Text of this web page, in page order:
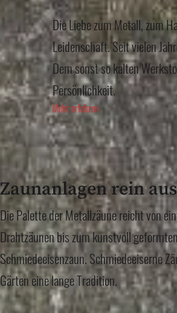
Die Liebe zum Metall, zum
Leidenschaft. Seit vielen
Dem sonst so kalten
Persönlichkeit.
Mehr erfahren
Zaunanlagen rein
Die Palette der Metallzäune reicht von
Drahtzäunen bis zum kunstvoll geformten
Schmiedeeisenzaun. Schmiedeeiserne
Gärten eine lange Tradition.